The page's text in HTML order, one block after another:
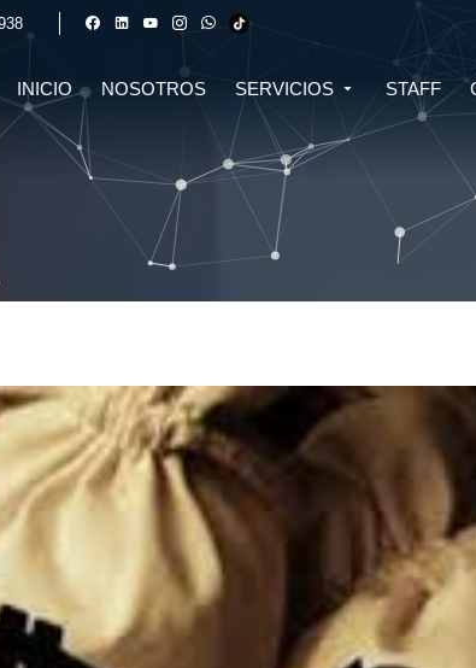
INICIO NOSOTROS SERVICIOS
DERECHO FINANCIERO Y
CRIPTOMONEDAS
DERECHO
DERECHO CIVIL
DERECHO
CORPORATIVO
DERECHO INMOBILIARIO
ASESORÍA EN DERECHO AMBIENTAL ASESORÍA
STAFF
CIVIL